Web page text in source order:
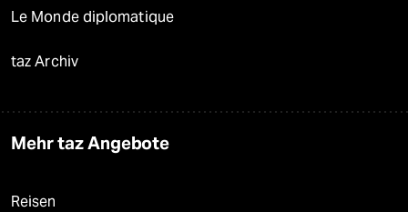
Le Monde diplomatique
taz Archiv
Mehr taz Angebote
Reisen